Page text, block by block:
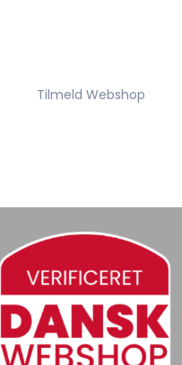
Tilmeld Webshop